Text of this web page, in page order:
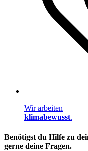
Wir arbeiten
klimabewusst.
Benötigst du Hilfe zu
gerne deine Fragen.